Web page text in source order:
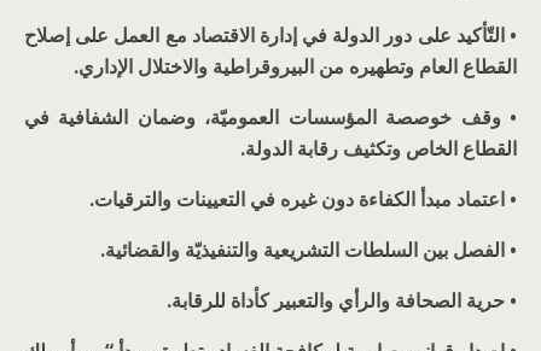
• التّأكيد على دور الدولة في إدارة الاقتصاد مع العمل على إصلاح
القطاع العام وتطهيره من البيروقراطية والاختلال الإداري.
• وقف خوصصة المؤسسات العموميّة، وضمان الشفافية في
القطاع الخاص وتكثيف رقابة الدولة.
• اعتماد مبدأ الكفاءة دون غيره في التعيينات والترقيات.
• الفصل بين السلطات التشريعية والتنفيذيّة والقضائية.
• حرية الصحافة والرأي والتعبير كأداة للرقابة.